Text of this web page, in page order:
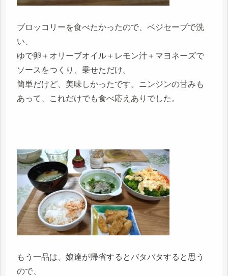
ブロッコリーを食べたかったので、ベジセーブで洗
い、
ゆで卵＋オリーブオイル＋レモン汁＋マヨネーズで
ソースをつくり、乗せただけ。
簡単だけど、美味しかったです。ニンジンの甘みも
あって、これだけでも食べ応えありでした。
もう一品は、娘達が帰省するとバタバタすると思う
ので、